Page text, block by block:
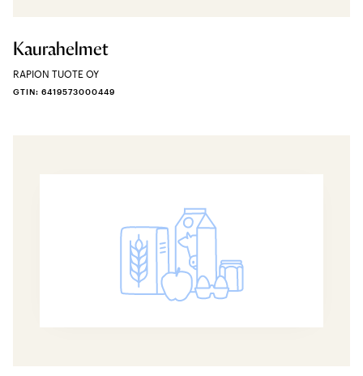
Kaurahelmet
RAPION TUOTE OY
GTIN: 6419573000449